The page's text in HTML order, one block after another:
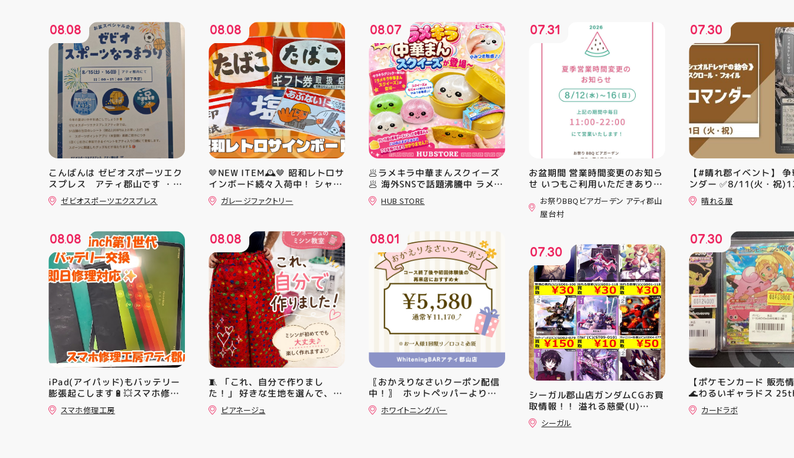
08.08
こんばんは ゼビオスポーツエク
スプレス アティ郡山です ・
本日は 「ゼビオスポーツなつま
つり」開催のお知らせです
２日間 ★アティ館内にて
☆11:00〜17:00(予定)でイベ
ントを行います！ ・ アティ入
り口横にて冷たいゼリーや瓶ジ
ュース、熱中症対策グッズの販
売🧊 また、5F店舗の当日のレシ
ート(税込2000円以上お買い上
げ)１枚＋スポーツポイントアプ
リ(本登録)画面ご提示していた
だくと１回くじ引きに参加する
ことができます️ スポーツに関連
したグッズなどが当たりますの
でぜひご参加ください️ ・ 熱い
夏を盛り上げていきます️ スポー
ツナビゲーター一同当お待ちし
ております✧⁠◝⁠(⁠⁰⁠▿⁠⁰⁠)⁠◜⁠✧ #ゼビオ
#アティ郡山
ゼビオスポーツエクスプレス
08.08
iPad(アイパッド)もバッテリー
膨張起こします🔋💥スマホ修理
工房アティ郡山店ならデータそ
のまま修理できます😊
スマホ修理工房
08.08
🤎NEW ITEM🕰️🤎 昭和レトロサ
インボード続々入荷中！ シャレ
オツでナウイ すべてA4サイズ
なのでインテリアにも 取り入れ
アティ郡山 #福島県 #郡山駅前
#郡山市
ガレージファクトリー
08.08
🧵 「これ、自分で作りまし
た！」 好きな生地を選んで、ミ
シンで少しずつ形にしていく時
間 完成した時の嬉しさは格別で
ピアネージュ
08.07
🥟ラメキラ中華まんスクイーズ
🥟 海外SNSで話題沸騰中 ラメキ
ラ中華まんスクイーズが新登
場！ キラキラグリッター素材が
らない…！ せいろ型ケースに入
っていて どの色の子が出るかは
開けてからのお楽しみ #ラメキ
ラ中華まん #スクイーズ #中華
まんグッズ #海外トレンド #む
にゅむにゅ シル活 新商品入荷
HUBSTORE
HUB STORE
08.01
〖おかえりなさいクーポン配信
中！〗 ⁡ ホットペッパーより通
常￥11,170······▸ ￥5️⃣,5️⃣8️⃣0️⃣
のお得なクーポン配信中です★ ⁡
ホワイトニングバー
07.31
お盆期間 営業時間変更のお知ら
せ いつもご利用いただきありが
とうございます！ 8月12日
(水)〜8月16日(日) は、 営業時
間を変更して営業いたします
みいただけます ご家族とのお食
事やご友人との集まり、夏休み
のお出かけにもぴったり！ 屋台
グルメとBBQを一緒に楽しめる
「お祭りBBQビアガーデン」
で、夏の思い出を作りません
か？ 皆さまのご来店をスタッフ
一同、心よりお待ちしておりま
す お祭りBBQビアガーデン ア
ティ郡山屋台村
━━━━━━━━━━━━━━
━ ご予約・詳細はプロフィール
━━━━━━━━━━━━━━
━ #アティ郡山 #郡山 #郡山グ
ルメ #郡山BBQ #ビアガーデン
#お祭りBBQ #屋台グルメ #手
お祭りBBQビアガーデン アティ郡山
屋台村
07.30
シーガル郡山店ガンダムCGお買
取情報！！ 溢れる慈愛(U)
(GD01-118) ￥30 覚悟の表れ
(U)(GD01-100) ￥30 ﾌﾗｯﾄ(ﾐﾘ
シーガル
07.30
【#晴れ郡イベント】
ンダー ✅8/11(火・祝
⚔️イベント構成⚔️ スイス
+決勝ラウンド 🏆賞品
レッドの勅令》シルバ
ール・Foil×1枚 2-4位：
2,000pt 5-8位：
加お待ちしております！
晴れる屋
07.30
【ポケモンカード 販売
🌊わるいギャラドス
ーリエのピッピex 🔮ミ
vmax UR 入荷いたしま
カードラボ